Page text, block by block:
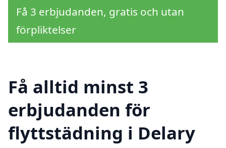
Få 3 erbjudanden, gratis och utan
förpliktelser
Få alltid minst 3
erbjudanden för
flyttstädning i Delary